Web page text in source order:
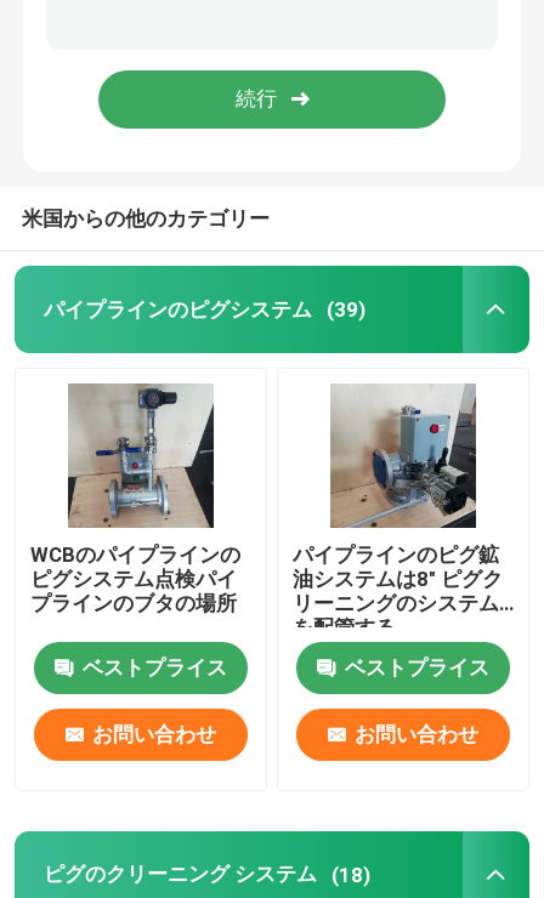
ピグ自動化されたシステム
単位をデカントするドラム
自動バッチ混合
ピグ多岐管
回転式丸い突出部ポンプ
内部歯車ポンプ
ピグ弁
スリーブを付けられたプラグ弁
米国からの他のカテゴリー
パイプラインのピグシステム (39)
WCBのパイプラインの
ピグシステム点検パイ
プラインのブタの場所
ベストプライス
お問い合わせ
パイプラインのピグ鉱
油システムは8" ピグク
リーニングのシステム
を配管する
ベストプライス
お問い合わせ
ピグのクリーニング システム (18)